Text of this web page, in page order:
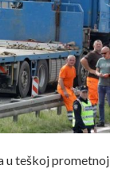
u teškoj prometnoj